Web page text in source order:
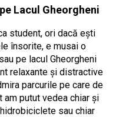
Lacul Gheorgheni
student, ori dacă ești
însorite, e musai o
pe lacul Gheorgheni
relaxante și distractive
parcurile pe care de
putut vedea chiar și
sau chiar